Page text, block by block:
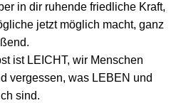
in dir ruhende friedliche Kraft,
jetzt möglich macht, ganz
ist LEICHT, wir Menschen
vergessen, was LEBEN und
sind.